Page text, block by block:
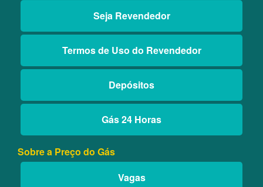
Seja Revendedor
Termos de Uso do Revendedor
Depósitos
Gás 24 Horas
Sobre a Preço do Gás
Vagas